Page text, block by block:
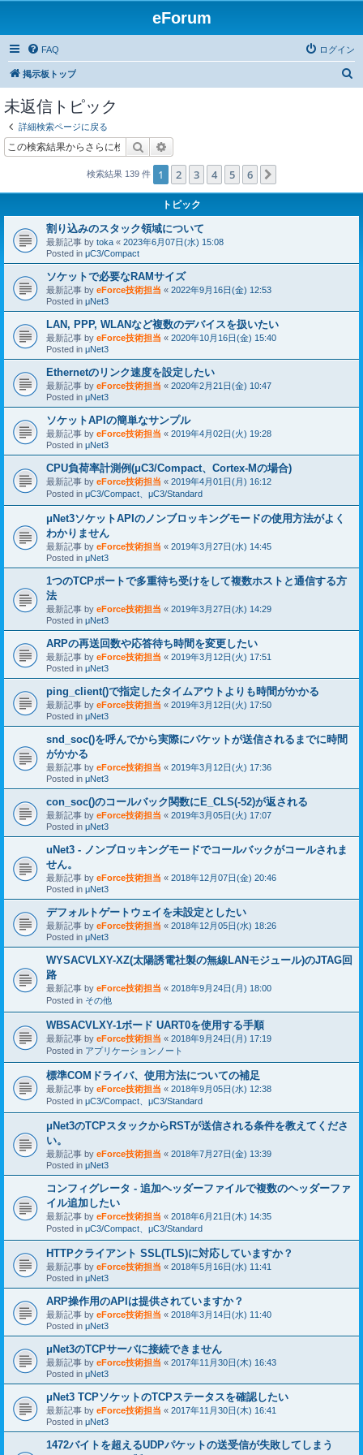
eForum
FAQ ログイン
掲示板トップ
未返信トピック
詳細検索ページに戻る
検索
検索結果 139 件 1 2 3 4 5 6
トピック
割り込みのスタック領域について
最新記事 by toka « 2023年6月07日(水) 15:08
Posted in μC3/Compact
ソケットで必要なRAMサイズ
最新記事 by eForce技術担当 « 2022年9月16日(金) 12:53
Posted in μNet3
LAN, PPP, WLANなど複数のデバイスを扱いたい
最新記事 by eForce技術担当 « 2020年10月16日(金) 15:40
Posted in μNet3
Ethernetのリンク速度を設定したい
最新記事 by eForce技術担当 « 2020年2月21日(金) 10:47
Posted in μNet3
ソケットAPIの簡単なサンプル
最新記事 by eForce技術担当 « 2019年4月02日(火) 19:28
Posted in μNet3
CPU負荷率計測例(μC3/Compact、Cortex-Mの場合)
最新記事 by eForce技術担当 « 2019年4月01日(月) 16:12
Posted in μC3/Compact、μC3/Standard
μNet3ソケットAPIのノンブロッキングモードの使用方法がよく
わかりません
最新記事 by eForce技術担当 « 2019年3月27日(水) 14:45
Posted in μNet3
1つのTCPポートで多重待ち受けをして複数ホストと通信する方
法
最新記事 by eForce技術担当 « 2019年3月27日(水) 14:29
Posted in μNet3
ARPの再送回数や応答待ち時間を変更したい
最新記事 by eForce技術担当 « 2019年3月12日(火) 17:51
Posted in μNet3
ping_client()で指定したタイムアウトよりも時間がかかる
最新記事 by eForce技術担当 « 2019年3月12日(火) 17:50
Posted in μNet3
snd_soc()を呼んでから実際にパケットが送信されるまでに時間
がかかる
最新記事 by eForce技術担当 « 2019年3月12日(火) 17:36
Posted in μNet3
con_soc()のコールバック関数にE_CLS(-52)が返される
最新記事 by eForce技術担当 « 2019年3月05日(火) 17:07
Posted in μNet3
uNet3 - ノンブロッキングモードでコールバックがコールされま
せん。
最新記事 by eForce技術担当 « 2018年12月07日(金) 20:46
Posted in μNet3
デフォルトゲートウェイを未設定としたい
最新記事 by eForce技術担当 « 2018年12月05日(水) 18:26
Posted in μNet3
WYSACVLXY-XZ(太陽誘電社製の無線LANモジュール)のJTAG回
路
最新記事 by eForce技術担当 « 2018年9月24日(月) 18:00
Posted in その他
WBSACVLXY-1ボード UART0を使用する手順
最新記事 by eForce技術担当 « 2018年9月24日(月) 17:19
Posted in アプリケーションノート
標準COMドライバ、使用方法についての補足
最新記事 by eForce技術担当 « 2018年9月05日(水) 12:38
Posted in μC3/Compact、μC3/Standard
μNet3のTCPスタックからRSTが送信される条件を教えてくださ
い。
最新記事 by eForce技術担当 « 2018年7月27日(金) 13:39
Posted in μNet3
コンフィグレータ - 追加ヘッダーファイルで複数のヘッダーファ
イル追加したい
最新記事 by eForce技術担当 « 2018年6月21日(木) 14:35
Posted in μC3/Compact、μC3/Standard
HTTPクライアント SSL(TLS)に対応していますか？
最新記事 by eForce技術担当 « 2018年5月16日(水) 11:41
Posted in μNet3
ARP操作用のAPIは提供されていますか？
最新記事 by eForce技術担当 « 2018年3月14日(水) 11:40
Posted in μNet3
μNet3のTCPサーバに接続できません
最新記事 by eForce技術担当 « 2017年11月30日(木) 16:43
Posted in μNet3
μNet3 TCPソケットのTCPステータスを確認したい
最新記事 by eForce技術担当 « 2017年11月30日(木) 16:41
Posted in μNet3
1472バイトを超えるUDPパケットの送受信が失敗してしまう